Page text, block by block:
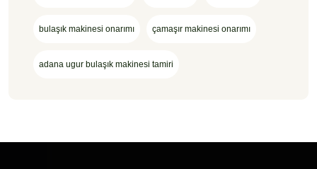
bulaşık makinesi onarımı çamaşır makinesi onarımı
adana ugur bulaşık makinesi tamiri